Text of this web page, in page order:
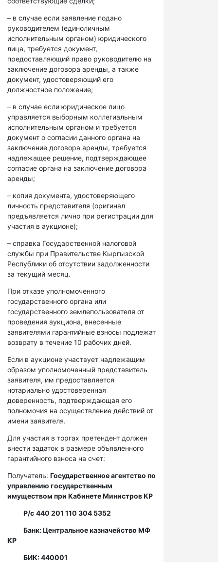
– в случае если заявление подано
руководителем (единоличным
исполнительным органом) юридического
лица, требуется документ,
предоставляющий право руководителю на
заключение договора аренды, а также
документ, удостоверяющий его
должностное положение;
– в случае если юридическое лицо
управляется выборным коллегиальным
исполнительным органом и требуется
документ о согласии данного органа на
заключение договора аренды, требуется
надлежащее решение, подтверждающее
согласие органа на заключение договора
аренды;
– копия документа, удостоверяющего
личность представителя (оригинал
предъявляется лично при регистрации для
участия в аукционе);
– справка Государственной налоговой
службы при Правительстве Кыргызской
Республики об отсутствии задолженности
за текущий месяц.
При отказе уполномоченного
государственного органа или
государственного землепользователя от
проведения аукциона, внесенные
заявителями гарантийные взносы подлежат
возврату в течение 10 рабочих дней.
Если в аукционе участвует надлежащим
образом уполномоченный представитель
заявителя, им предоставляется
нотариально удостоверенная
доверенность, подтверждающая его
полномочия на осуществление действий от
имени заявителя.
Для участия в торгах претендент должен
внести задаток в размере объявленного
гарантийного взноса на счет:
Получатель: Государственное агентство по
управлению государственным
имуществом при Кабинете Министров КР
Р/с 440 201 110 304 5352
Банк: Центральное казначейство МФ
КР
БИК: 440001